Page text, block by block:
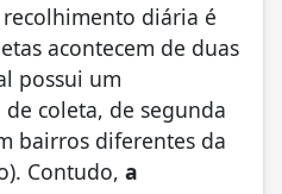
diária é
acontecem de duas
possui um
coleta, de segunda
bairros diferentes da
Contudo, a